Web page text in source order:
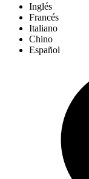
Inglés
Francés
Italiano
Chino
Español